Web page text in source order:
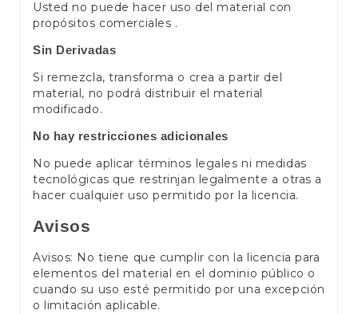
Usted no puede hacer uso del material con
propósitos comerciales .
Sin Derivadas
Si remezcla, transforma o crea a partir del
material, no podrá distribuir el material
modificado.
No hay restricciones adicionales
No puede aplicar términos legales ni medidas
tecnológicas que restrinjan legalmente a otras a
hacer cualquier uso permitido por la licencia.
Avisos
Avisos: No tiene que cumplir con la licencia para
elementos del material en el dominio público o
cuando su uso esté permitido por una excepción
o limitación aplicable.